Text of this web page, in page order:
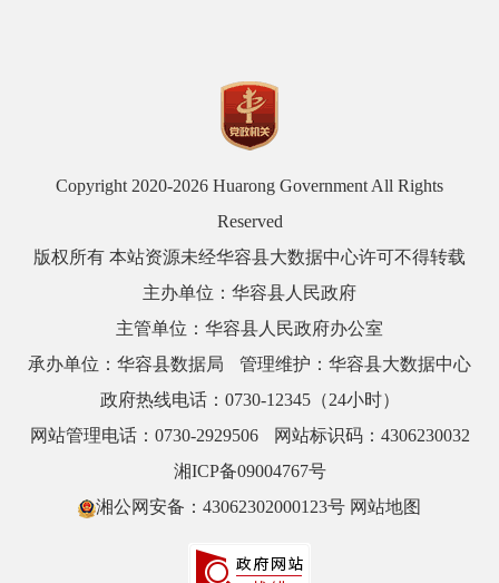
Copyright 2020-2026 Huarong Government All Rights
Reserved
版权所有 本站资源未经华容县大数据中心许可不得转载
主办单位：华容县人民政府
主管单位：华容县人民政府办公室
承办单位：华容县数据局
管理维护：华容县大数据中心
政府热线电话：0730-12345（24小时）
网站管理电话：0730-2929506
网站标识码：4306230032
湘ICP备09004767号
湘公网安备：43062302000123号 网站地图